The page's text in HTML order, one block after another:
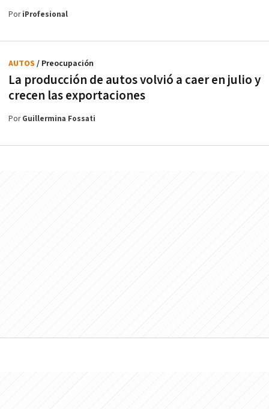
PoriProfesional
La producción de autos volvió a caer en julio y
crecen las exportaciones
AUTOS / Preocupación
PorGuillermina Fossati